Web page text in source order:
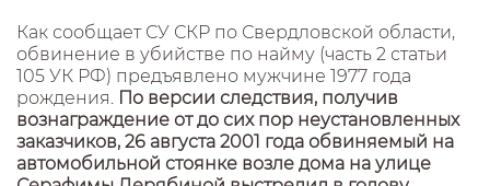
Как сообщает СУ СКР по Свердловской области,
обвинение в убийстве по найму (часть 2 статьи
105 УК РФ) предъявлено мужчине 1977 года
рождения. По версии следствия, получив
вознаграждение от до сих пор неустановленных
заказчиков, 26 августа 2001 года обвиняемый на
автомобильной стоянке возле дома на улице